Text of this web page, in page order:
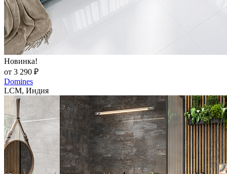
Новинка!
от 3 290 ₽
Domines
LCM, Индия